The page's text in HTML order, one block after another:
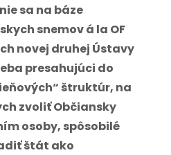
sa na báze
snemov á la OF
novej druhej Ústavy
presahujúci do
štruktúr, na
zvoliť Občiansky
osoby, spôsobilé
štát ako